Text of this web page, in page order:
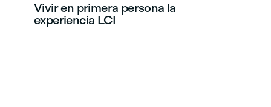
Vivir en primera persona la
experiencia LCI